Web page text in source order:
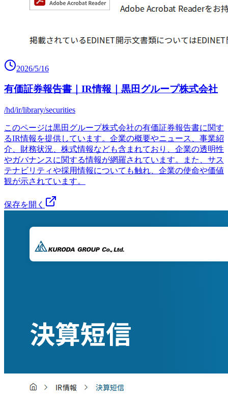
2026/5/16
有価証券報告書｜IR情報｜黒田グループ株式会社
/hd/ir/library/securities
このページは黒田グループ株式会社の有価証券報告書に関す
るIR情報を提供しています。企業の概要やニュース、事業紹
介、財務状況、株式情報なども含まれており、企業の透明性
やガバナンスに関する情報が網羅されています。また、サス
テナビリティや採用情報についても触れ、企業の使命や価値
観が示されています。
保存を開く